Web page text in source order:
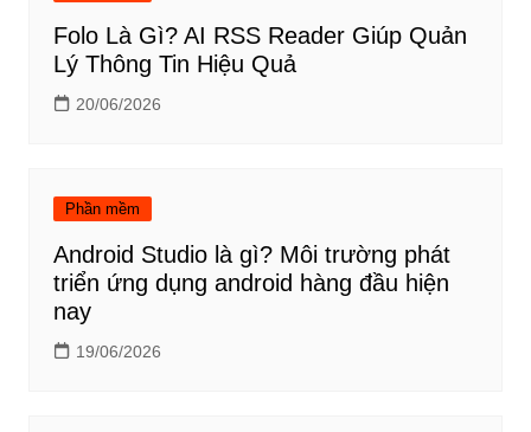
Folo Là Gì? AI RSS Reader Giúp Quản
Lý Thông Tin Hiệu Quả
20/06/2026
Phần mềm
Android Studio là gì? Môi trường phát
triển ứng dụng android hàng đầu hiện
nay
19/06/2026